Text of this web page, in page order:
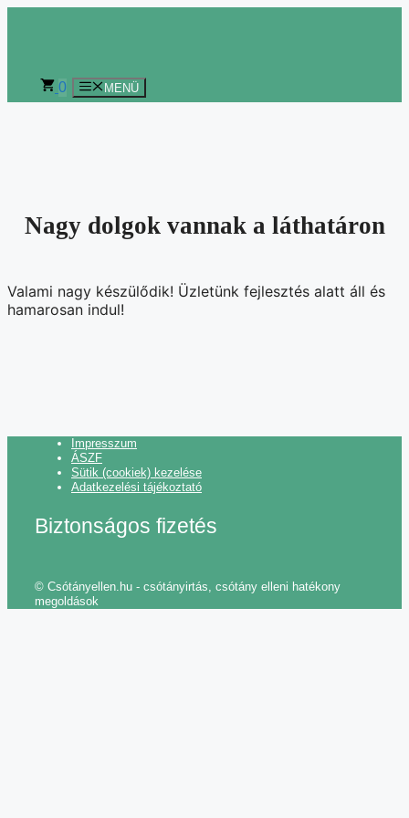
0 MENÜ
Nagy dolgok vannak a láthatáron
Valami nagy készülődik! Üzletünk fejlesztés alatt áll és
hamarosan indul!
Impresszum
ÁSZF
Sütik (cookiek) kezelése
Adatkezelési tájékoztató
Biztonságos fizetés
© Csótányellen.hu - csótányirtás, csótány elleni hatékony
megoldások